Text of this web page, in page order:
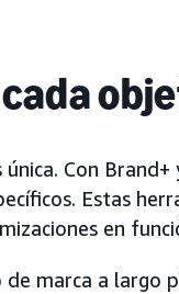
única. Con
Estas
en
de marca a largo